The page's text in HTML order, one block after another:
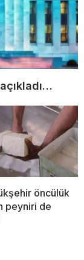
öncülük
peyniri de